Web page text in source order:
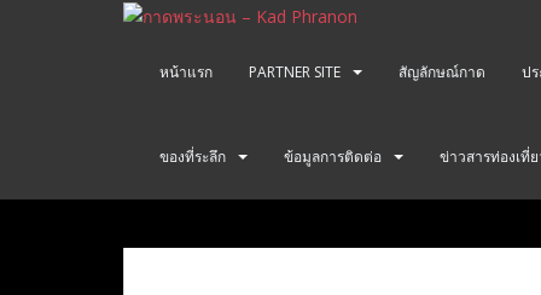
a
หน้าแรก PARTNER SITE สัญลักษณ์กาด ป
ของที่ระลึก ข้อมูลการติดต่อ ข่าวสารท่องเที่